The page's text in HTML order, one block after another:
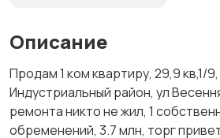
Описание
Продам 1 ком квартиру, 29,9 кв,1/
Индустриальный район, ул
ремонта никто не жил, 1
обременений, 3.7 млн, торг